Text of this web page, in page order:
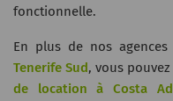
fonctionnelle.
En plus de nos
Tenerife Sud, vous
de location à Costa